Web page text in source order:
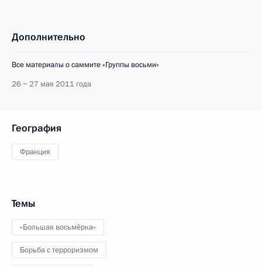
Дополнительно
Все материалы о саммите «Группы восьми»
26 − 27 мая 2011 года
География
Франция
Темы
«Большая восьмёрка»
Борьба с терроризмом